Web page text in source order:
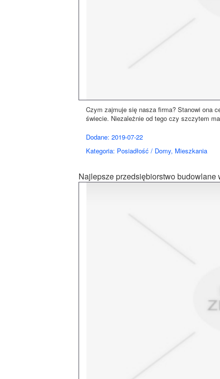
Czym zajmuje się nasza firma? Stanowi ona
świecie. Niezależnie od tego czy szczytem
Dodane: 2019-07-22
Kategoria: Posiadłość / Domy, Mieszkania
Najlepsze przedsiębiorstwo budowlane